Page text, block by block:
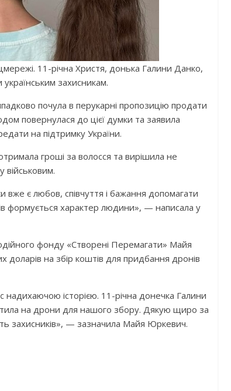
11-річна Христя, донька Галини Данко,
захисникам.
почула в перукарні пропозицію продати
повернулася до цієї думки та заявила
на підтримку України.
гроші за волосся та вирішила не
військовим.
є любов, співчуття і бажання допомагати
формується характер людини», — написала у
фонду «Створені Перемагати» Майя
доларів на збір коштів для придбання дронів
історією. 11-річна донечка Галини
на дрони для нашого збору. Дякую щиро за
захисників», — зазначила Майя Юркевич.